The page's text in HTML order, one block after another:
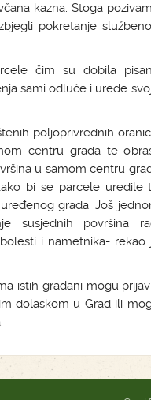
kazna. Stoga
pokretanje
čim su dobila
sami odluče i urede
poljoprivrednih
centru grada te
u samom centru
bi se parcele uredile
grada. Još
susjednih površina
i nametnika- rekao
istih građani mogu
dolaskom u Grad ili